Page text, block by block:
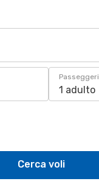
Passeggeri
1 adulto
Cerca voli